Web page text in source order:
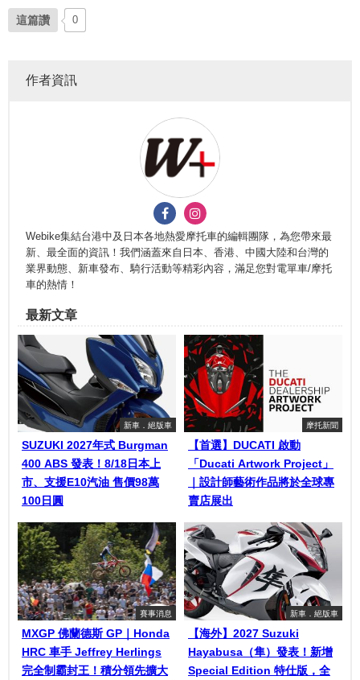
這篇讚 0
作者資訊
Webike集結台港中及日本各地熱愛摩托車的編輯團隊，為您帶來最
新、最全面的資訊！我們涵蓋來自日本、香港、中國大陸和台灣的
業界動態、新車發布、騎行活動等精彩內容，滿足您對電單車/摩托
車的熱情！
最新文章
新車．絕版車
SUZUKI 2027年式 Burgman
400 ABS 發表！8/18日本上
市、支援E10汽油 售價98萬
100日圓
摩托新聞
【首選】DUCATI 啟動
「Ducati Artwork Project」
｜設計師藝術作品將於全球專
賣店展出
賽事消息
MXGP 佛蘭德斯 GP｜Honda
HRC 車手 Jeffrey Herlings
完全制霸封王！積分領先擴大
新車．絕版車
【海外】2027 Suzuki
Hayabusa（隼）發表！新增
Special Edition 特仕版，全